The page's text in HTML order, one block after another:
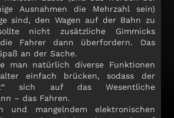
Ausnahmen die Mehrzahl sein)
sind, den Wagen auf der Bahn zu
nicht zusätzliche Gimmicks
Fahrer dann überfordern. Das
an der Sache.
man natürlich diverse Funktionen
einfach brücken, sodass der
sich auf das Wesentliche
– das Fahren.
und mangelndem elektronischen